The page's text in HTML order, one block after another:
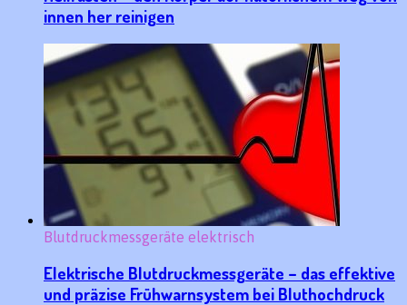
innen her reinigen
Blutdruckmessgeräte elektrisch
Elektrische Blutdruckmessgeräte – das effektive
und präzise Frühwarnsystem bei Bluthochdruck